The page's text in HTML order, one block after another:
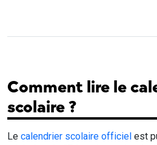
Comment lire le
scolaire ?
Le calendrier scolaire officiel est